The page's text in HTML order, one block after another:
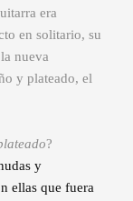
era
en solitario, su
nueva
y plateado, el
?
y
ellas que fuera